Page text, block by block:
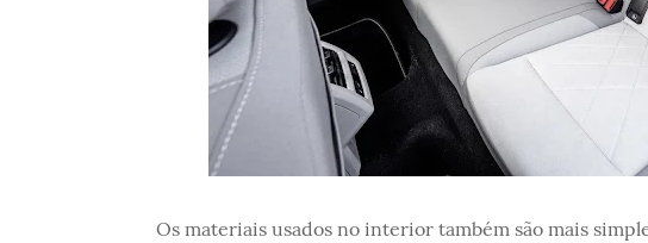
Os materiais usados no interior também são mais